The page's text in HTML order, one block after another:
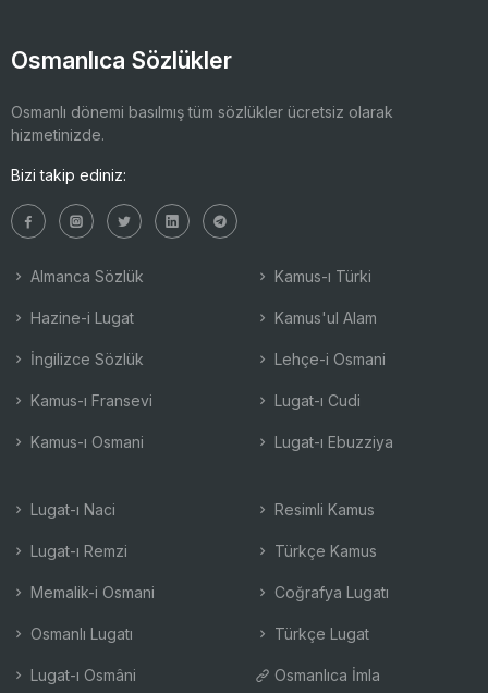
Osmanlıca Sözlükler
Osmanlı dönemi basılmış tüm sözlükler ücretsiz olarak
hizmetinizde.
Bizi takip ediniz:
Almanca Sözlük
Hazine-i Lugat
İngilizce Sözlük
Kamus-ı Fransevi
Kamus-ı Osmani
Kamus-ı Türki
Kamus'ul Alam
Lehçe-i Osmani
Lugat-ı Cudi
Lugat-ı Ebuzziya
Lugat-ı Naci
Lugat-ı Remzi
Memalik-i Osmani
Osmanlı Lugatı
Lugat-ı Osmâni
Resimli Kamus
Türkçe Kamus
Coğrafya Lugatı
Türkçe Lugat
Osmanlıca İmla